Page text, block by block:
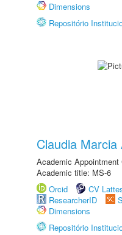
Dimensions
Repositório
Claudia
Academic
Academic title: MS-6
Orcid
CV
ResearcherID
Dimensions
Repositório